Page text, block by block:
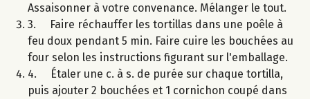
Assaisonner à votre convenance. Mélanger le tout.
3. Faire réchauffer les tortillas dans une poêle à
feu doux pendant 5 min. Faire cuire les bouchées au
four selon les instructions figurant sur l'emballage.
4. Étaler une c. à s. de purée sur chaque tortilla,
puis ajouter 2 bouchées et 1 cornichon coupé dans